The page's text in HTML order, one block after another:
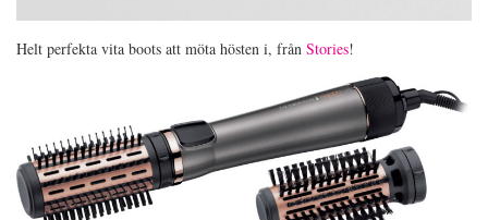
Helt perfekta vita boots att möta hösten i, från Stories!